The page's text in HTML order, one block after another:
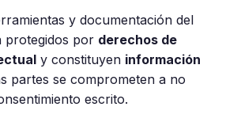
y documentación del
protegidos por derechos de
y constituyen información
partes se comprometen a no
escrito.